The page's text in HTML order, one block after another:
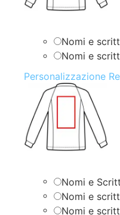
Nomi e
Nomi e
Personalizzazione
Nomi e
Nomi e
Nomi e